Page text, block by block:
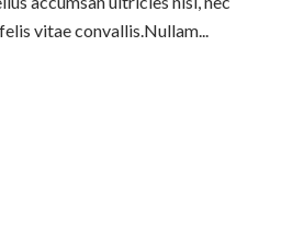
vitae convallis.Nullam...